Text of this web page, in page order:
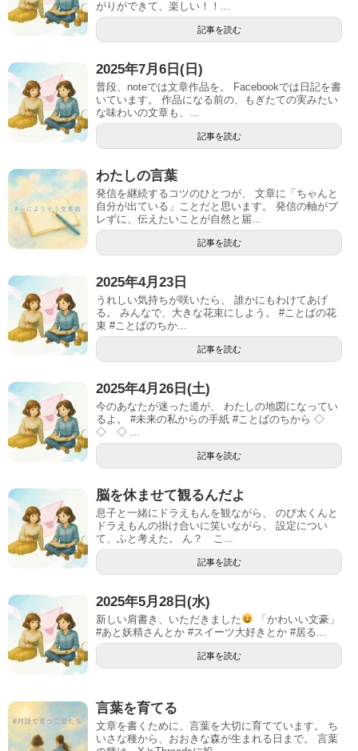
がりができて、楽しい！！...
記事を読む
2025年7月6日(日)
普段、noteでは文章作品を。 Facebookでは日記を書
いています。 作品になる前の、もぎたての実みたい
な味わいの文章も、...
記事を読む
わたしの言葉
発信を継続するコツのひとつが、 文章に「ちゃんと
自分が出ている」ことだと思います。 発信の軸がブ
レずに、伝えたいことが自然と届...
記事を読む
2025年4月23日
うれしい気持ちが咲いたら、 誰かにもわけてあげ
る。 みんなで、大きな花束にしよう。 #ことばの花
束 #ことばのちか...
記事を読む
2025年4月26日(土)
今のあなたが迷った道が、 わたしの地図になってい
るよ。 #未来の私からの手紙 #ことばのちから ◇
◇ ◇ ...
記事を読む
脳を休ませて観るんだよ
息子と一緒にドラえもんを観ながら、 のび太くんと
ドラえもんの掛け合いに笑いながら、 設定につい
て、ふと考えた。 ん？ こ...
記事を読む
2025年5月28日(水)
新しい肩書き、いただきました
「かわいい文豪」
#あと妖精さんとか #スイーツ大好きとか #居る...
記事を読む
言葉を育てる
文章を書くために、言葉を大切に育てています。 ち
いさな種から、おおきな森が生まれる日まで。 言葉